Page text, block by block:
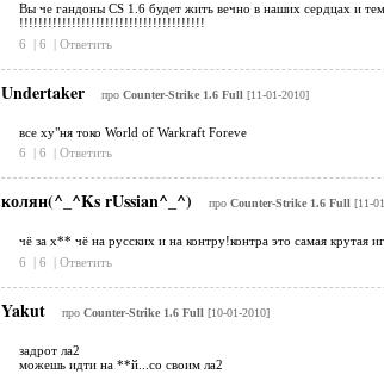
Вы че гандоны CS 1.6 будет жить вечно в наших сердцах
!!!!!!!!!!!!!!!!!!!!!!!!!!!!!!!!!!!!!!!
6
| 6 | Ответить
Undertaker про Counter-Strike 1.6 Full [11-01-2010]
все ху"ня токо World of Warkraft Foreve
6
| 6 | Ответить
колян(^_^Ks rUssian^_^) про Counter-Strike 1.6 Full [11-
чё за х** чё на русских и на контру!контра это самая крутая
6
| 6 | Ответить
Yakut про Counter-Strike 1.6 Full [10-01-2010]
задрот ла2
можешь идти на **й...со своим ла2